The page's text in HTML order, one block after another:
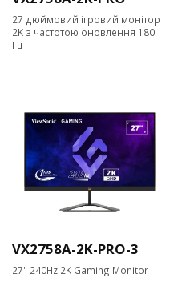
27 дюймовий ігровий монітор
2K з частотою оновлення 180
Гц
VX2758A-2K-PRO-3
27" 240Hz 2K Gaming Monitor